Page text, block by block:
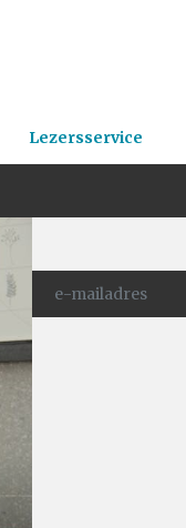
Lezersservice